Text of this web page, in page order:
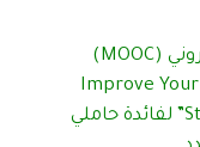
إطلاق التكوين الإلكتروني (MOOC)
“Improve
Students – 2025-2026” لفائدة حاملي